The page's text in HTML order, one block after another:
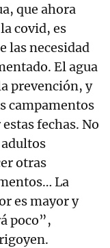
que ahora
covid, es
las necesidad
El agua
prevención, y
campamentos
fechas. No
otras
La
es mayor y
poco”,